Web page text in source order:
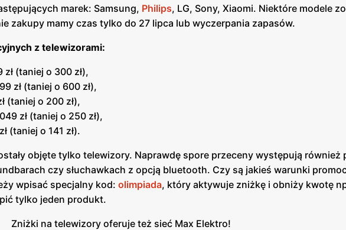
marek: Samsung, Philips, LG, Sony, Xiaomi. Niektóre modele
zakupy mamy czas tylko do 27 lipca lub wyczerpania zapasów.
z telewizorami:
zł (taniej o 300 zł),
zł (taniej o 600 zł),
(taniej o 200 zł),
zł (taniej o 250 zł),
(taniej o 141 zł).
objęte tylko telewizory. Naprawdę spore przeceny występują również
czy słuchawkach z opcją bluetooth. Czy są jakieś warunki
wpisać specjalny kod: olimpiada, który aktywuje zniżkę i obniży kwotę
tylko jeden produkt.
Zniżki na telewizory oferuje też sieć Max Elektro!